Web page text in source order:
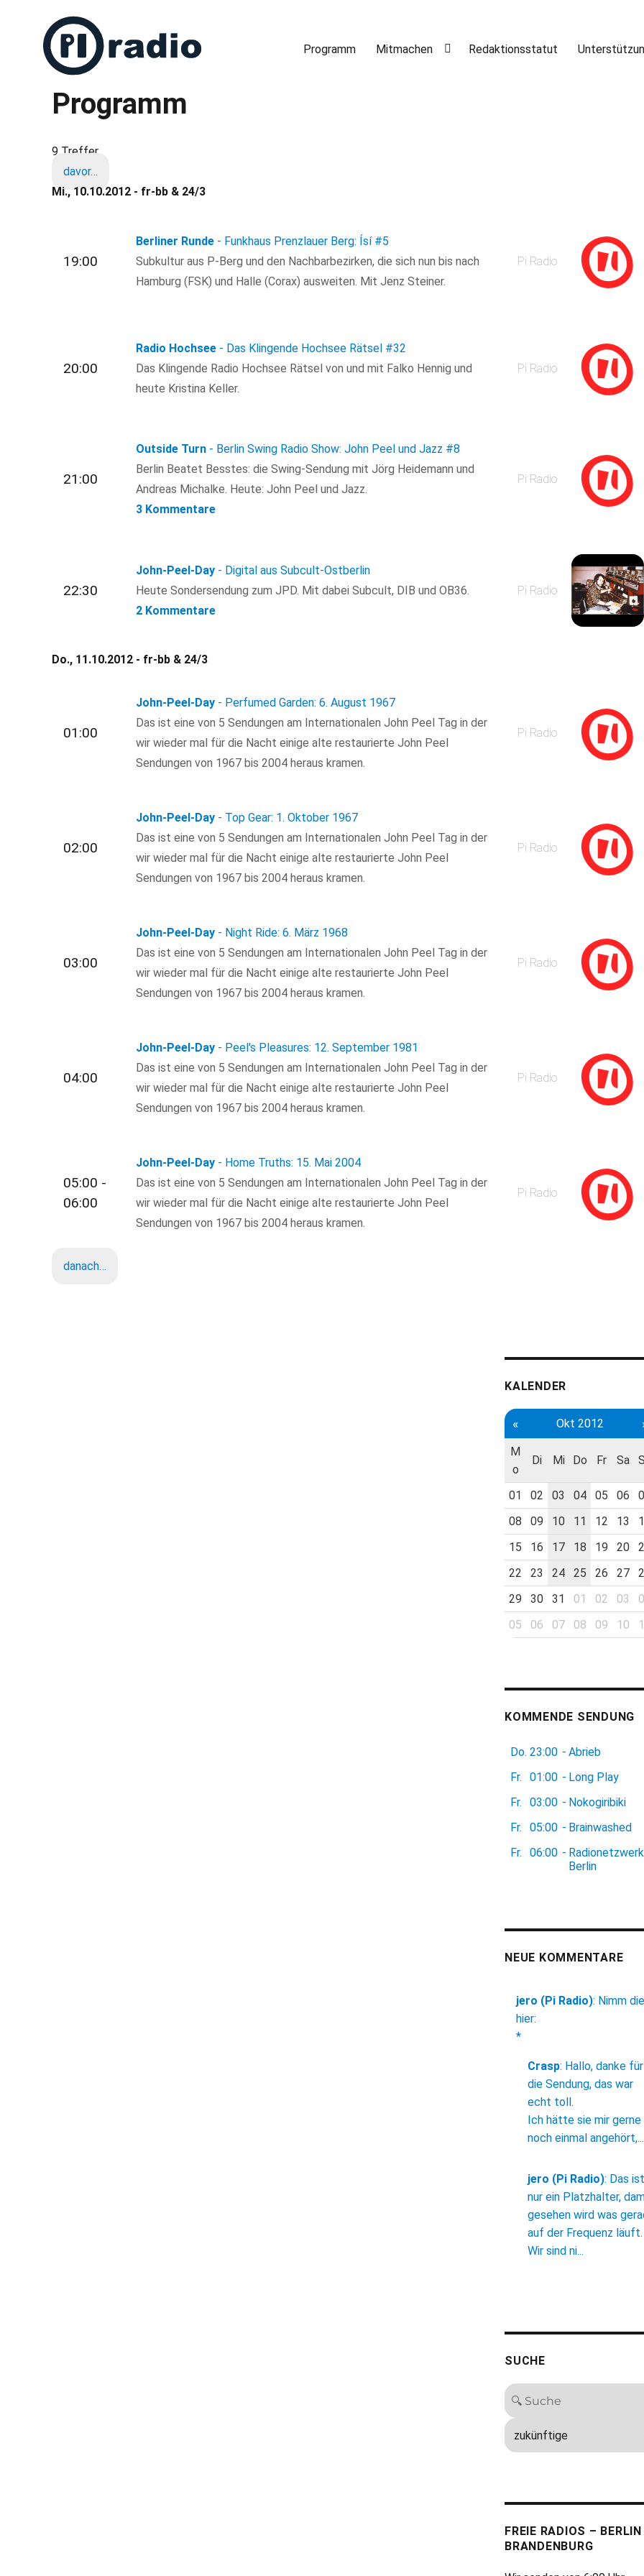
Freies Radio in Berlin
Programm Mitmachen Redaktionsstatut
Programm
9 Treffer
davor…
Mi., 10.10.2012 - fr-bb & 24/3
19:00
Berliner Runde - Funkhaus Prenzlauer Berg: Ísí #5
Subkultur aus P-Berg und den Nachbarbezirken, die sich nun bis nach
Hamburg (FSK) und Halle (Corax) ausweiten. Mit Jenz Steiner.
Pi Radio
20:00
Radio Hochsee - Das Klingende Hochsee Rätsel #32
Das Klingende Radio Hochsee Rätsel von und mit Falko Hennig und
heute Kristina Keller.
Pi Radio
21:00
Outside Turn - Berlin Swing Radio Show: John Peel und Jazz #8
Berlin Beatet Besstes: die Swing-Sendung mit Jörg Heidemann und
Andreas Michalke. Heute: John Peel und Jazz.
3 Kommentare
Pi Radio
22:30
John-Peel-Day - Digital aus Subcult-Ostberlin
Heute Sondersendung zum JPD. Mit dabei Subcult, DIB und OB36.
2 Kommentare
Pi Radio
Do., 11.10.2012 - fr-bb & 24/3
01:00
John-Peel-Day - Perfumed Garden: 6. August 1967
Das ist eine von 5 Sendungen am Internationalen John Peel Tag in der
wir wieder mal für die Nacht einige alte restaurierte John Peel
Sendungen von 1967 bis 2004 heraus kramen.
Pi Radio
02:00
John-Peel-Day - Top Gear: 1. Oktober 1967
Das ist eine von 5 Sendungen am Internationalen John Peel Tag in der
wir wieder mal für die Nacht einige alte restaurierte John Peel
Sendungen von 1967 bis 2004 heraus kramen.
Pi Radio
03:00
John-Peel-Day - Night Ride: 6. März 1968
Das ist eine von 5 Sendungen am Internationalen John Peel Tag in der
wir wieder mal für die Nacht einige alte restaurierte John Peel
Sendungen von 1967 bis 2004 heraus kramen.
Pi Radio
04:00
John-Peel-Day - Peel's Pleasures: 12. September 1981
Das ist eine von 5 Sendungen am Internationalen John Peel Tag in der
wir wieder mal für die Nacht einige alte restaurierte John Peel
Sendungen von 1967 bis 2004 heraus kramen.
Pi Radio
05:00 -
06:00
John-Peel-Day - Home Truths: 15. Mai 2004
Das ist eine von 5 Sendungen am Internationalen John Peel Tag in der
wir wieder mal für die Nacht einige alte restaurierte John Peel
Sendungen von 1967 bis 2004 heraus kramen.
Pi Radio
danach…
KALENDER
« Okt 2012
M
o
Di Mi Do Fr Sa
01 02 03 04 05 06
08
09 10 11 12 13
15
16 17 18 19 20
22
23 24 25 26 27
29
30 31 01 02 03
05
06 07 08 09 10
KOMMENDE SENDUNG
Do. 23:00 - Abrieb
Fr.
01:00 - Long Play
Fr.
03:00 - Nokogiribiki
Fr.
05:00 - Brainwashed
Fr.
06:00 - Radionetzwerk
Berlin
NEUE KOMMENTARE
jero (Pi Radio): Nimm die
hier:
*
Crasp: Hallo, danke für
die Sendung, das war
echt toll.
Ich hätte sie mir gerne
noch einmal angehört,...
jero (Pi Radio): Das ist
nur ein Platzhalter,
gesehen wird was
auf der Frequenz läuft.
Wir sind ni...
SUCHE
FREIE RADIOS – BERLIN
BRANDENBURG